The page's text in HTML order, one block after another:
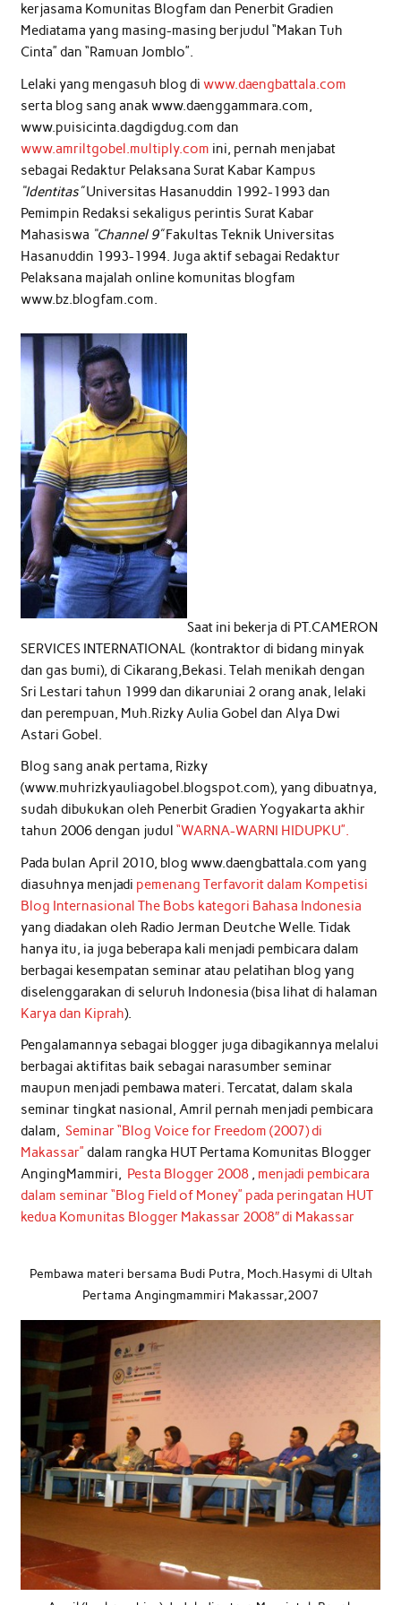
kerjasama Komunitas Blogfam dan Penerbit Gradien
Mediatama yang masing-masing berjudul “Makan Tuh
Cinta” dan “Ramuan Jomblo”.
Lelaki yang mengasuh blog di www.daengbattala.com
serta blog sang anak www.daenggammara.com,
www.puisicinta.dagdigdug.com dan
www.amriltgobel.multiply.com ini, pernah menjabat
sebagai Redaktur Pelaksana Surat Kabar Kampus
“Identitas”Universitas Hasanuddin 1992-1993 dan
Pemimpin Redaksi sekaligus perintis Surat Kabar
Mahasiswa “Channel 9”Fakultas Teknik Universitas
Hasanuddin 1993-1994. Juga aktif sebagai Redaktur
Pelaksana majalah online komunitas blogfam
www.bz.blogfam.com.
Saat ini bekerja di PT.CAMERON
SERVICES INTERNATIONAL (kontraktor di bidang minyak
dan gas bumi), di Cikarang,Bekasi. Telah menikah dengan
Sri Lestari tahun 1999 dan dikaruniai 2 orang anak, lelaki
dan perempuan, Muh.Rizky Aulia Gobel dan Alya Dwi
Astari Gobel.
Blog sang anak pertama, Rizky
(www.muhrizkyauliagobel.blogspot.com), yang dibuatnya,
sudah dibukukan oleh Penerbit Gradien Yogyakarta akhir
tahun 2006 dengan judul “WARNA-WARNI HIDUPKU”.
Pada bulan April 2010, blog www.daengbattala.com yang
diasuhnya menjadi pemenang Terfavorit dalam Kompetisi
Blog Internasional The Bobs kategori Bahasa Indonesia
yang diadakan oleh Radio Jerman Deutche Welle. Tidak
hanya itu, ia juga beberapa kali menjadi pembicara dalam
berbagai kesempatan seminar atau pelatihan blog yang
diselenggarakan di seluruh Indonesia (bisa lihat di halaman
Karya dan Kiprah).
Pengalamannya sebagai blogger juga dibagikannya melalui
berbagai aktifitas baik sebagai narasumber seminar
maupun menjadi pembawa materi. Tercatat, dalam skala
seminar tingkat nasional, Amril pernah menjadi pembicara
dalam, Seminar “Blog Voice for Freedom (2007) di
Makassar” dalam rangka HUT Pertama Komunitas Blogger
AngingMammiri, Pesta Blogger 2008 , menjadi pembicara
dalam seminar “Blog Field of Money” pada peringatan HUT
kedua Komunitas Blogger Makassar 2008″ di Makassar
Pembawa materi bersama Budi Putra, Moch.Hasymi di Ultah
Pertama Angingmammiri Makassar,2007